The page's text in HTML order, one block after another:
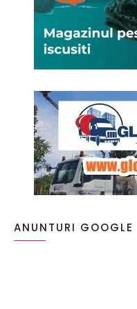
ANUNTURI GOOGLE